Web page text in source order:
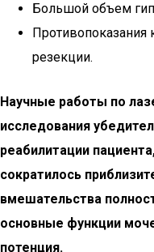
Большой объем
резекции.
Научные работы по
исследования
реабилитации
сократилось
вмешательства
основные функции
потенция.